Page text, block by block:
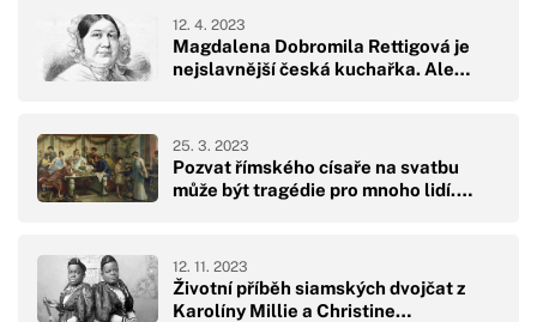
Magdalena Dobromila Rettigová je
nejslavnější česká kuchařka. Ale…
12. 4. 2023
Pozvat římského císaře na svatbu
může být tragédie pro mnoho lidí.…
25. 3. 2023
Životní příběh siamských dvojčat z
Karolíny Millie a Christine…
12. 11. 2023